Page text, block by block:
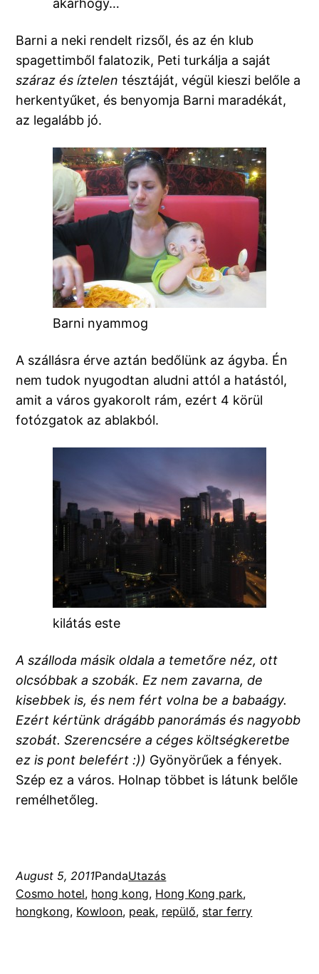
akárhogy…
Barni a neki rendelt rizsől, és az én klub
spagettimből falatozik, Peti turkálja a saját
száraz és íztelentésztáját, végül kieszi belőle a
herkentyűket, és benyomja Barni maradékát,
az legalább jó.
Barni nyammog
A szállásra érve aztán bedőlünk az ágyba. Én
nem tudok nyugodtan aludni attól a hatástól,
amit a város gyakorolt rám, ezért 4 körül
fotózgatok az ablakból.
kilátás este
A szálloda másik oldala a temetőre néz, ott
olcsóbbak a szobák. Ez nem zavarna, de
kisebbek is, és nem fért volna be a babaágy.
Ezért kértünk drágább panorámás és nagyobb
szobát. Szerencsére a céges költségkeretbe
ez is pont belefért :)) Gyönyörűek a fények.
Szép ez a város. Holnap többet is látunk belőle
remélhetőleg.
August 5, 2011PandaUtazás
Cosmo hotel, hong kong, Hong Kong park
hongkong, Kowloon, peak, repülő, star ferry